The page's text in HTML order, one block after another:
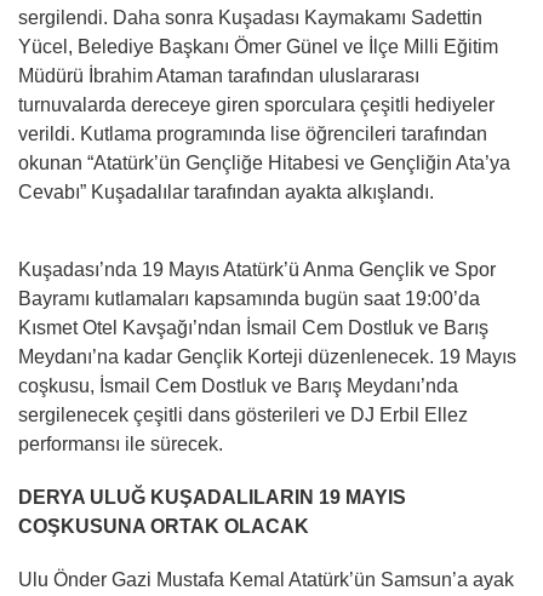
sergilendi. Daha sonra Kuşadası Kaymakamı Sadettin
Yücel, Belediye Başkanı Ömer Günel ve İlçe Milli Eğitim
Müdürü İbrahim Ataman tarafından uluslararası
turnuvalarda dereceye giren sporculara çeşitli hediyeler
verildi. Kutlama programında lise öğrencileri tarafından
okunan “Atatürk’ün Gençliğe Hitabesi ve Gençliğin Ata’ya
Cevabı” Kuşadalılar tarafından ayakta alkışlandı.
Kuşadası’nda 19 Mayıs Atatürk’ü Anma Gençlik ve Spor
Bayramı kutlamaları kapsamında bugün saat 19:00’da
Kısmet Otel Kavşağı’ndan İsmail Cem Dostluk ve Barış
Meydanı’na kadar Gençlik Korteji düzenlenecek. 19 Mayıs
coşkusu, İsmail Cem Dostluk ve Barış Meydanı’nda
sergilenecek çeşitli dans gösterileri ve DJ Erbil Ellez
performansı ile sürecek.
DERYA ULUĞ KUŞADALILARIN 19 MAYIS
COŞKUSUNA ORTAK OLACAK
Ulu Önder Gazi Mustafa Kemal Atatürk’ün Samsun’a ayak